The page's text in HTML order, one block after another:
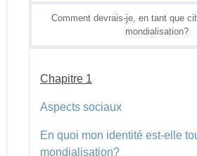
Comment devrais-je, en tant que
mondialisation?
Chapitre 1
Aspects sociaux
En quoi mon identité est-elle
mondialisation?